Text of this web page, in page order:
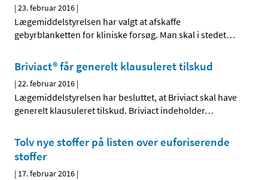
|23. februar 2016 |
Lægemiddelstyrelsen har valgt at afskaffe
gebyrblanketten for kliniske forsøg. Man skal i stedet…
Briviact® får generelt klausuleret tilskud
|22. februar 2016 |
Lægemiddelstyrelsen har besluttet, at Briviact skal have
generelt klausuleret tilskud. Briviact indeholder…
Tolv nye stoffer på listen over euforiserende
stoffer
| 17. februar 2016 |